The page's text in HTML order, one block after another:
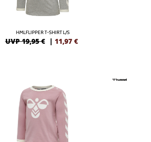
HMLFLIPPER T-SHIRT L/S
UVP 19,95 € | 11,97 €